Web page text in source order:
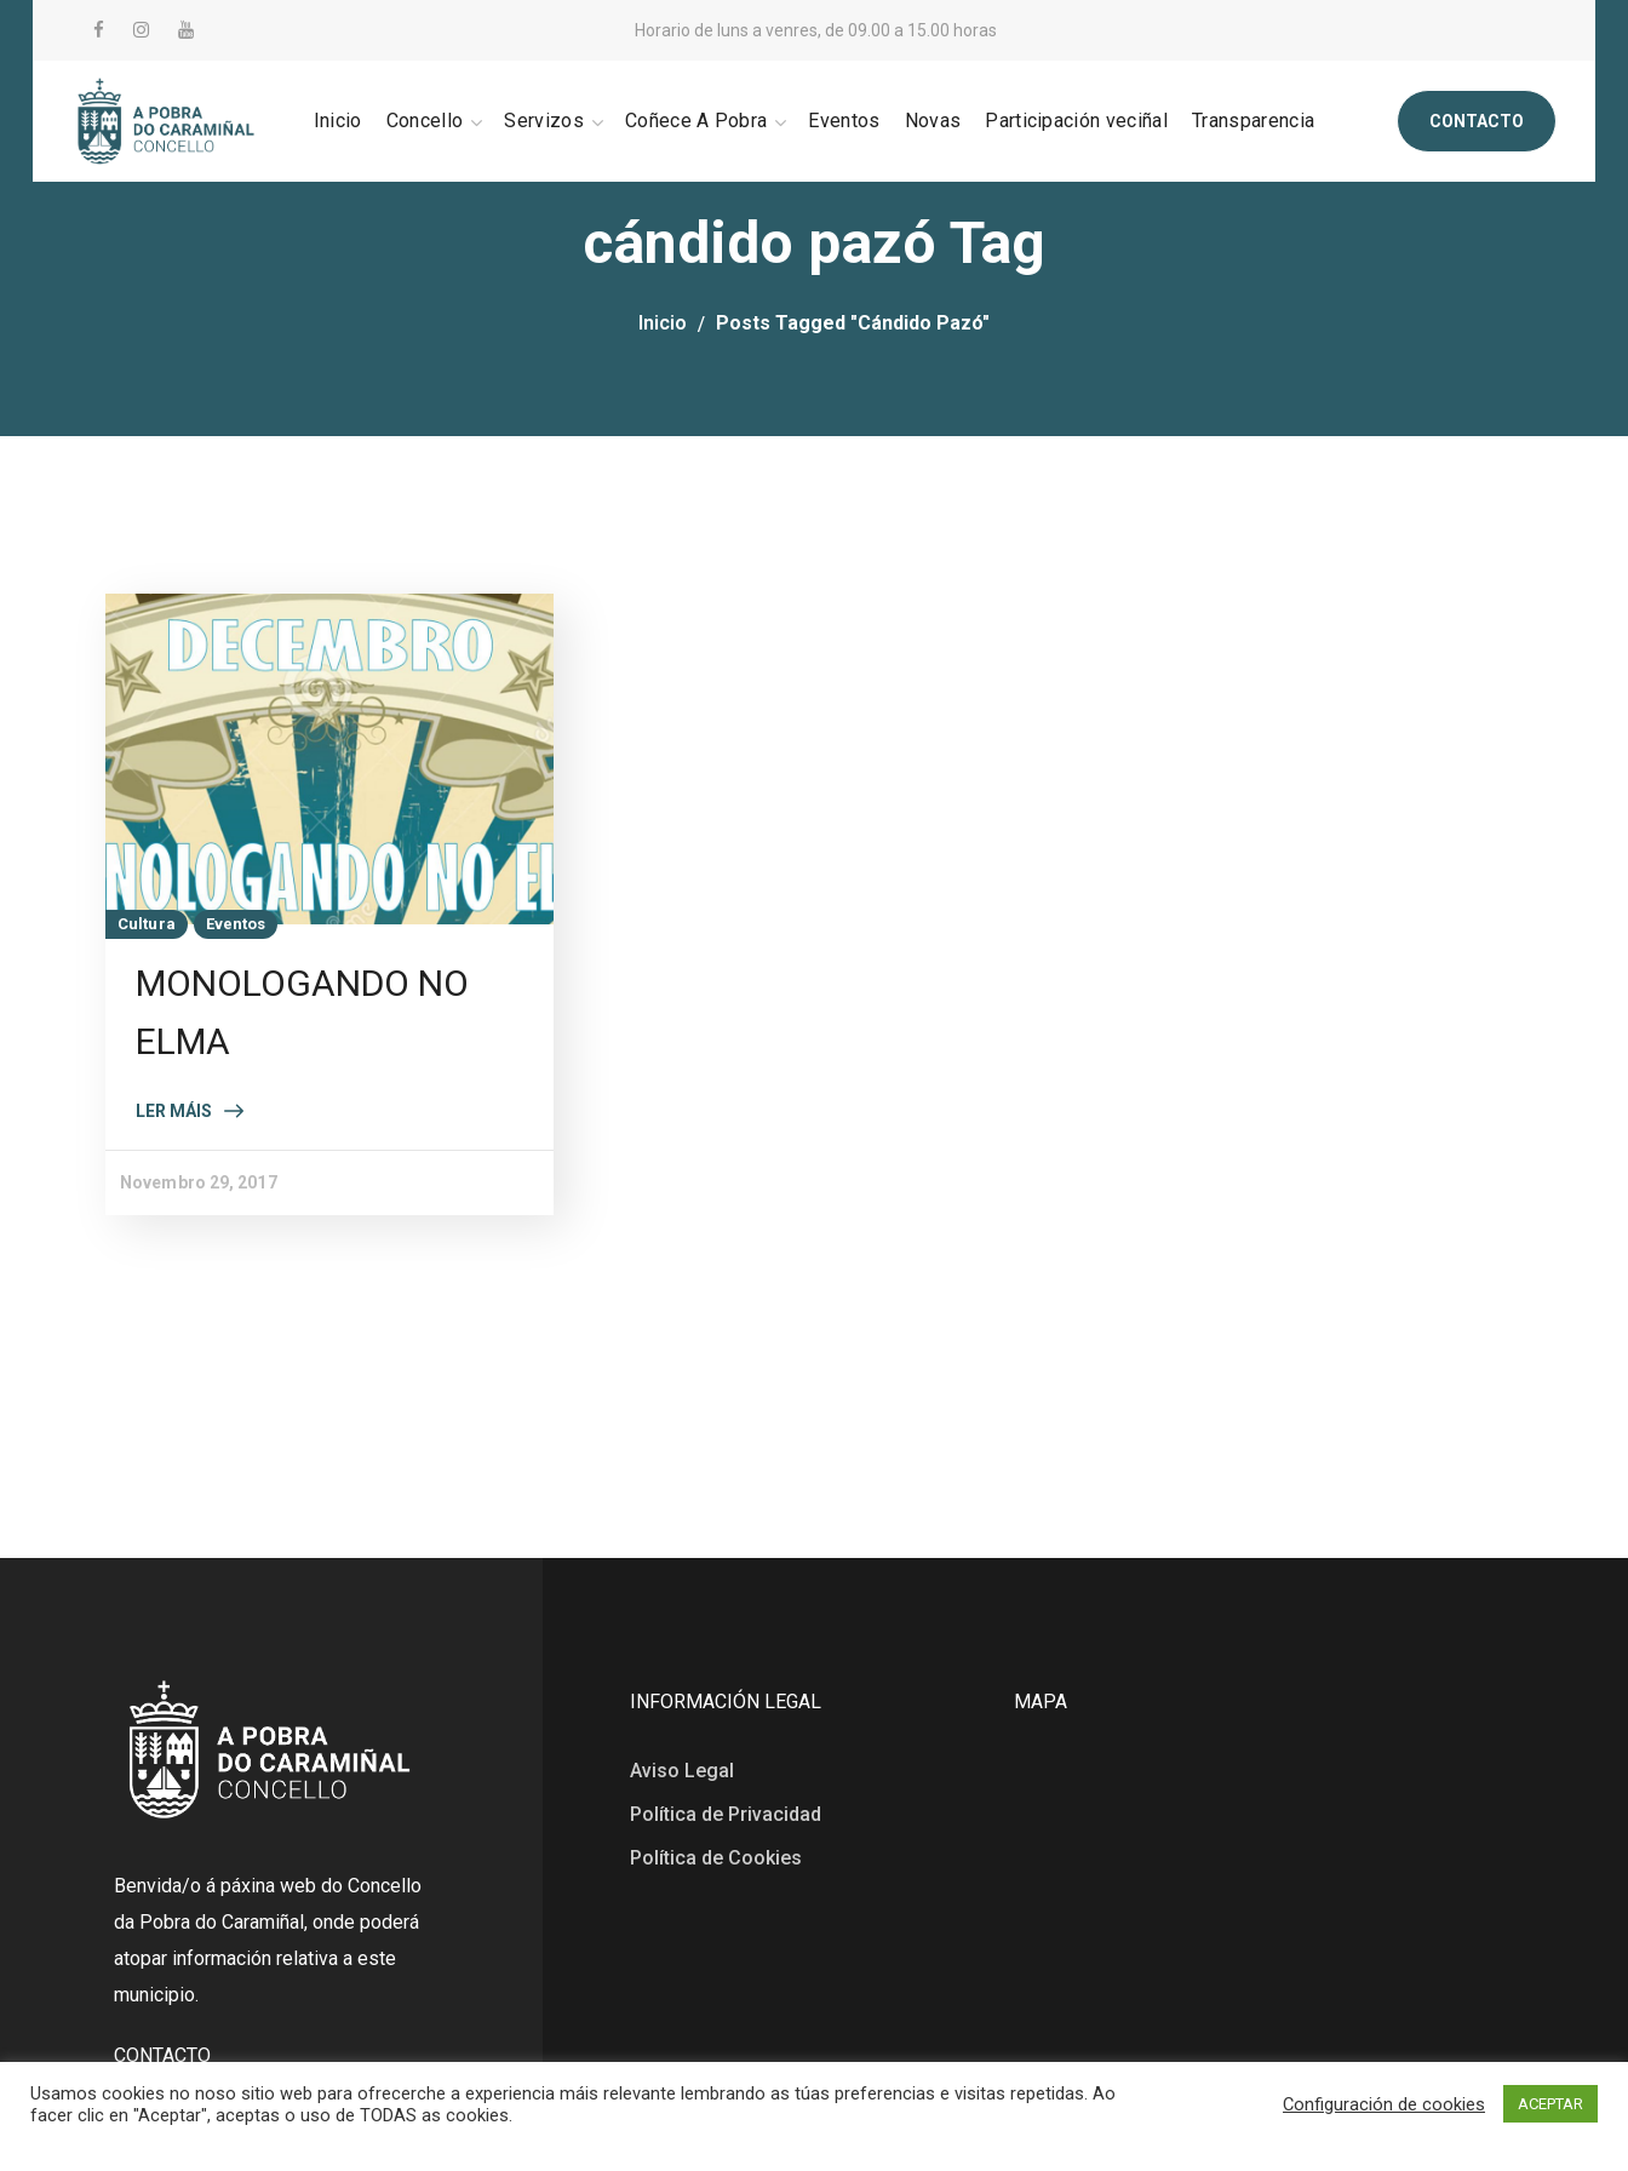
Horario de luns a venres, de 09.00 a 15.00 horas
Inicio Concello Servizos Coñece A Pobra Eventos Novas Participación veciñal Transparencia CONTACTO
cándido pazó Tag
Inicio Posts Tagged "cándido Pazó"
Cultura Eventos
MONOLOGANDO NO
ELMA
LER MÁIS
Novembro 29, 2017
Benvida/o á páxina web do Concello
da Pobra do Caramiñal, onde poderá
atopar información relativa a este
municipio.
CONTACTO
Rúa Gasset, 28, 15940 A Pobra
INFORMACIÓN LEGAL
Aviso Legal
Política de Privacidad
Política de Cookies
MAPA
Usamos cookies no noso sitio web para ofrecerche a experiencia máis relevante lembrando as túas preferencias e visitas repetidas. Ao
facer clic en "Aceptar", aceptas o uso de TODAS as cookies.
Configuración de cookies ACEPTAR